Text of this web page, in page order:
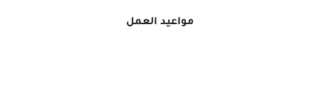
مواعيد العمل